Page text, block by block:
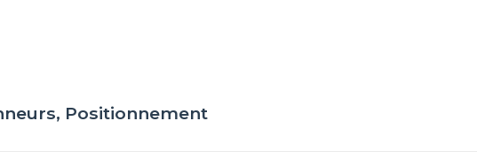
Positionnement